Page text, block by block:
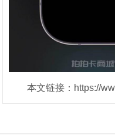
本文链接：https://